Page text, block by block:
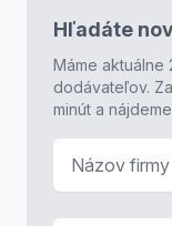
Hľadáte
Máme aktuálne
dodávateľov.
minút a